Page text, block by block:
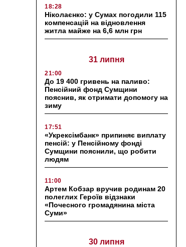
18:28
Ніколаєнко: у Сумах погодили 115
компенсацій на відновлення
житла майже на 6,6 млн грн
31 липня
21:00
До 19 400 гривень на паливо:
Пенсійний фонд Сумщини
пояснив, як отримати допомогу на
зиму
17:51
«Укрексімбанк» припиняє виплату
пенсій: у Пенсійному фонді
Сумщини пояснили, що робити
людям
11:00
Артем Кобзар вручив родинам 20
полеглих Героїв відзнаки
«Почесного громадянина міста
Суми»
30 липня